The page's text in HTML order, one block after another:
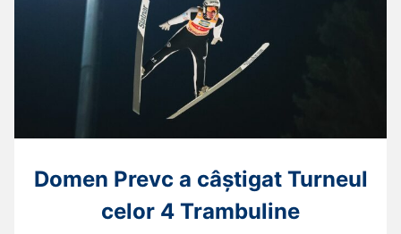
Domen Prevc a câștigat Turneul
celor 4 Trambuline